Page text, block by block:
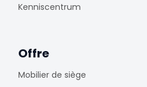
Kenniscentrum
Offre
Mobilier de siège